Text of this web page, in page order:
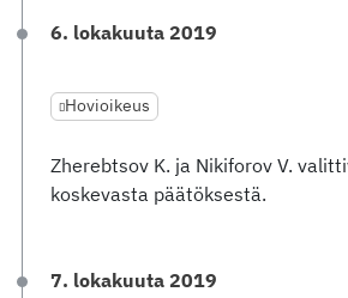
6. lokakuuta 2019
Hovioikeus
Zherebtsov K. ja Nikiforov V.
koskevasta päätöksestä.
7. lokakuuta 2019